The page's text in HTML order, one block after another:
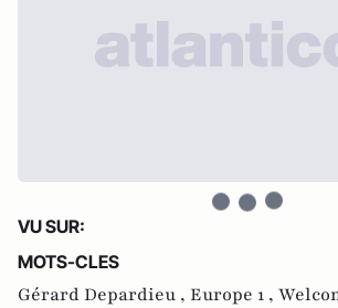
VU SUR:
MOTS-CLES
Gérard Depardieu , Europe 1 ,